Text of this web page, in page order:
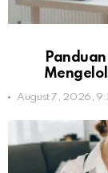
August 7, 2026,